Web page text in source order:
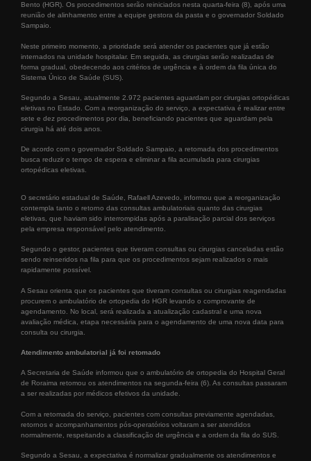
Bento (HGR). Os procedimentos serão reiniciados nesta quarta-feira (8), após uma
reunião de alinhamento entre a equipe gestora da pasta e o governador Soldado
Sampaio.
Neste primeiro momento, a prioridade será atender os pacientes que já estão
internados na unidade hospitalar. Em seguida, as cirurgias serão realizadas de
forma gradual, obedecendo aos critérios de urgência e à ordem da fila única do
Sistema Único de Saúde (SUS).
Segundo a Sesau, atualmente 2.972 pacientes aguardam por cirurgias ortopédicas
eletivas no Estado. Com a reorganização do serviço, a expectativa é realizar entre
sete e dez procedimentos por dia, beneficiando pacientes que aguardam pela
cirurgia há até dois anos.
De acordo com o governador Soldado Sampaio, a retomada dos procedimentos
busca reduzir o tempo de espera e eliminar a fila acumulada para cirurgias
ortopédicas eletivas.
O secretário estadual de Saúde, Rafaell Azevedo, informou que a reorganização
contempla tanto o retorno das consultas ambulatoriais quanto das cirurgias
eletivas, que haviam sido interrompidas após a paralisação parcial dos serviços
pela empresa responsável pelo atendimento.
Segundo o gestor, pacientes que tiveram consultas ou cirurgias canceladas estão
sendo reinseridos na fila para que os procedimentos sejam realizados o mais
rapidamente possível.
A Sesau orienta que os pacientes que tiveram consultas ou cirurgias reagendadas
procurem o ambulatório de ortopedia do HGR levando o comprovante de
agendamento. No local, será realizada a atualização cadastral e uma nova
avaliação médica, etapa necessária para o agendamento de uma nova data para
consulta ou cirurgia.
Atendimento ambulatorial já foi retomado
A Secretaria de Saúde informou que o ambulatório de ortopedia do Hospital Geral
de Roraima retomou os atendimentos na segunda-feira (6). As consultas passaram
a ser realizadas por médicos efetivos da unidade.
Com a retomada do serviço, pacientes com consultas previamente agendadas,
retornos e acompanhamentos pós-operatórios voltaram a ser atendidos
normalmente, respeitando a classificação de urgência e a ordem da fila do SUS.
Segundo a Sesau, a expectativa é normalizar gradualmente os atendimentos e